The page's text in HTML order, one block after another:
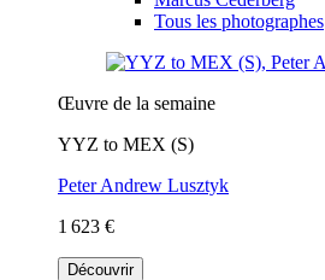
Tous les photographes
Œuvre de la semaine
YYZ to MEX (S)
Peter Andrew Lusztyk
1 623 €
Découvrir